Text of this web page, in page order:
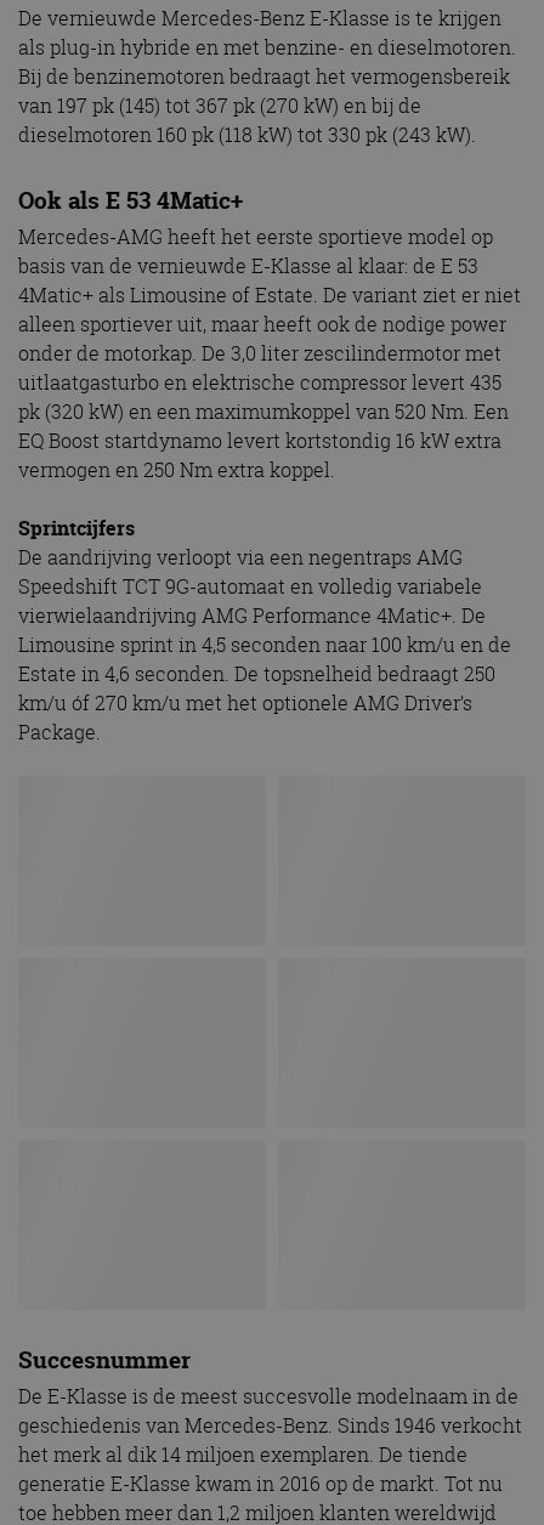
De vernieuwde Mercedes-Benz E-Klasse is te krijgen
als plug-in hybride en met benzine- en dieselmotoren.
Bij de benzinemotoren bedraagt het vermogensbereik
van 197 pk (145) tot 367 pk (270 kW) en bij de
dieselmotoren 160 pk (118 kW) tot 330 pk (243 kW).
Ook als E 53 4Matic+
Mercedes-AMG heeft het eerste sportieve model op
basis van de vernieuwde E-Klasse al klaar: de E 53
4Matic+ als Limousine of Estate. De variant ziet er niet
alleen sportiever uit, maar heeft ook de nodige power
onder de motorkap. De 3,0 liter zescilindermotor met
uitlaatgasturbo en elektrische compressor levert 435
pk (320 kW) en een maximumkoppel van 520 Nm. Een
EQ Boost startdynamo levert kortstondig 16 kW extra
vermogen en 250 Nm extra koppel.
Sprintcijfers
De aandrijving verloopt via een negentraps AMG
Speedshift TCT 9G-automaat en volledig variabele
vierwielaandrijving AMG Performance 4Matic+. De
Limousine sprint in 4,5 seconden naar 100 km/u en de
Estate in 4,6 seconden. De topsnelheid bedraagt 250
km/u óf 270 km/u met het optionele AMG Driver’s
Package.
Succesnummer
De E-Klasse is de meest succesvolle modelnaam in de
geschiedenis van Mercedes-Benz. Sinds 1946 verkocht
het merk al dik 14 miljoen exemplaren. De tiende
generatie E-Klasse kwam in 2016 op de markt. Tot nu
toe hebben meer dan 1,2 miljoen klanten wereldwijd